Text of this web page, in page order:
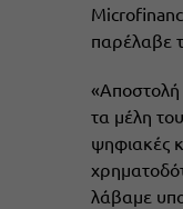
παρέλαβε
«Αποστολή
τα μέλη
ψηφιακές
λάβαμε